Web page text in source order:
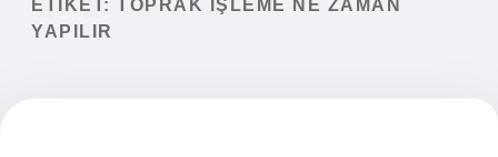
Yasal Uyarı
ETIKET: TOPRAK IŞLEME NE ZAMAN
YAPILIR